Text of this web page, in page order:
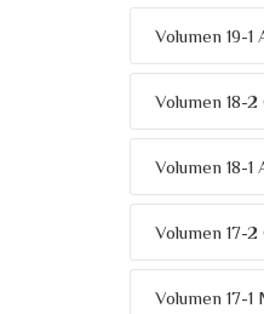
Volumen 19-
Volumen 18-
Volumen 18-
Volumen 17-
Volumen 17-